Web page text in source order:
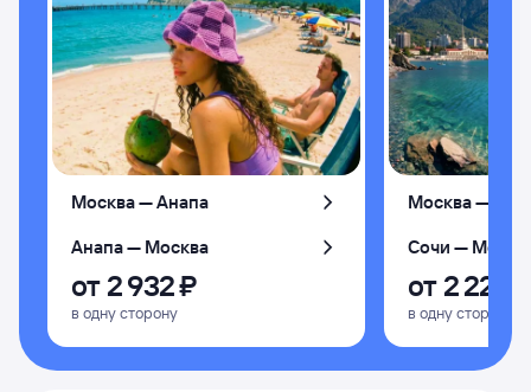
Москва — Анапа
Анапа — Москва
от 2 ⁠932 ⁠₽
в одну сторону
Москва —
Сочи —
от 2 ⁠226
в одну сторону